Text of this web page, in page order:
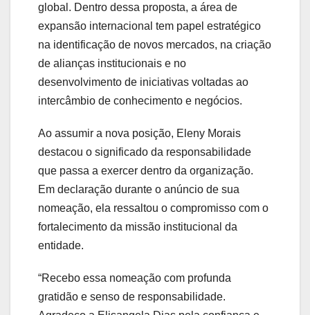
global. Dentro dessa proposta, a área de
expansão internacional tem papel estratégico
na identificação de novos mercados, na criação
de alianças institucionais e no
desenvolvimento de iniciativas voltadas ao
intercâmbio de conhecimento e negócios.
Ao assumir a nova posição, Eleny Morais
destacou o significado da responsabilidade
que passa a exercer dentro da organização.
Em declaração durante o anúncio de sua
nomeação, ela ressaltou o compromisso com o
fortalecimento da missão institucional da
entidade.
“Recebo essa nomeação com profunda
gratidão e senso de responsabilidade.